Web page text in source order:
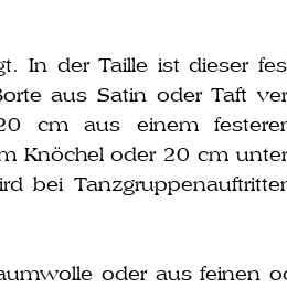
In der Taille ist die­ser
aus Satin oder Taft
cm aus einem
Knöchel oder 20 cm
bei
oder aus fei­nen